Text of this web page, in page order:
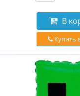
В
Купить